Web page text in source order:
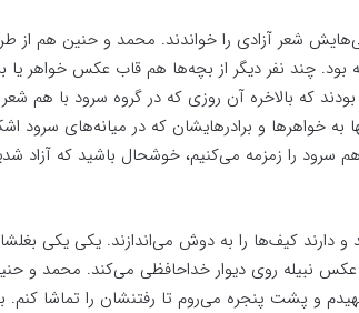
شعر آزادی را خواندند. محمد و حنین هم
بود. چند نفر دیگر از بچه‌ها هم قاب عکس خواهر یا
که بالاخره آن روزی که در گروه سرود با هم شعر
به خواهرها و برادرهایشان که در میانه‌های
هم سرود را زمزمه می‌کنیم، خوشحال باشید که آزاد
و دارند کیف‌ها را به دوش می‌اندازند. یکی یکی
نبیله روی دیوار خداحافظی می‌کند. محمد و
و پشت پنجره می‌روم تا رفتنشان را تماشا کنم.